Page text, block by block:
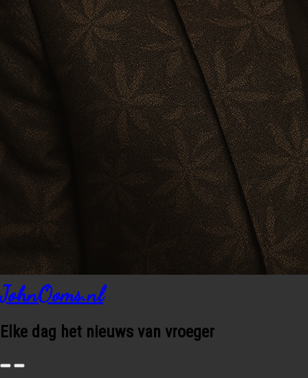
JohnOoms.nl
Elke dag het nieuws van vroeger